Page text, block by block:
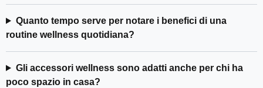
Quanto tempo serve per notare i benefici di una
routine wellness quotidiana?
Gli accessori wellness sono adatti anche per chi ha
poco spazio in casa?